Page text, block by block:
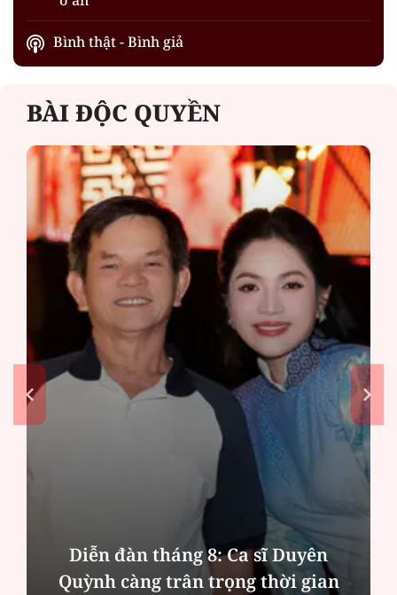
Bình thật - Bình giả
BÀI ĐỘC QUYỀN
Diễn đàn tháng 8: Ca sĩ Duyên
Quỳnh càng trân trọng thời gian